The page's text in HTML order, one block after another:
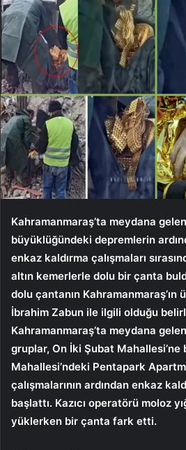
Kahramanmaraş’ta meydana
büyüklüğündeki depremlerin
enkaz kaldırma çalışmaları
altın kemerlerle dolu bir çanta
dolu çantanın Kahramanmaraş’ın
İbrahim Zabun ile ilgili olduğu
Kahramanmaraş’ta meydana
gruplar, On İki Şubat Mahallesi’ne
Mahallesi’ndeki Pentapark
çalışmalarının ardından enkaz
başlattı. Kazıcı operatörü moloz
yüklerken bir çanta fark etti.